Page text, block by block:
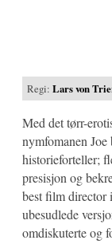
Regi:Lars von
Med det tørr-
nymfomanen
historieforteller;
presisjon og
best film director
ubesudlede
omdiskuterte og